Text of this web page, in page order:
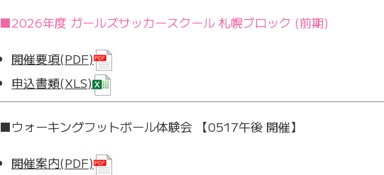
■2026年度 ガールズサッカースクール 札幌ブロック (前期)
開催要項(PDF)
申込書類(XLS)
■ウォーキングフットボール体験会 【0517午後 開催】
開催案内(PDF)